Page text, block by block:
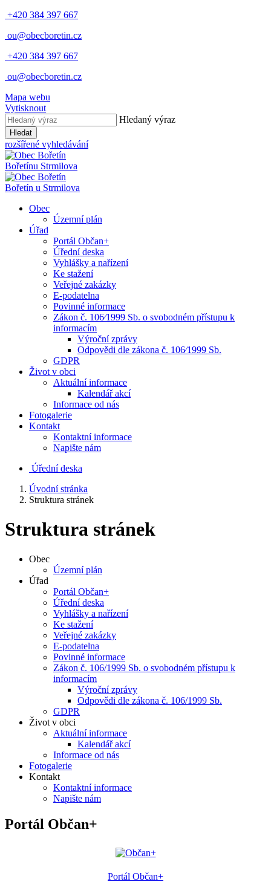
+420 384 397 667
ou@obecboretin.cz
+420 384 397 667
ou@obecboretin.cz
Mapa webu
Vytisknout
Hledaný výraz
Hledat
rozšířené vyhledávání
Bořetínu Strmilova
Bořetín u Strmilova
Obec
Územní plán
Úřad
Portál Občan+
Úřední deska
Vyhlášky a nařízení
Ke stažení
Veřejné zakázky
E-podatelna
Povinné informace
Zákon č. 106⁄1999 Sb. o svobodném přístupu k
informacím
Výroční zprávy
Odpovědi dle zákona č. 106⁄1999 Sb.
GDPR
Život v obci
Aktuální informace
Kalendář akcí
Informace od nás
Fotogalerie
Kontakt
Kontaktní informace
Napište nám
Úřední deska
Úvodní stránka
Struktura stránek
Struktura stránek
Obec
Územní plán
Úřad
Portál Občan+
Úřední deska
Vyhlášky a nařízení
Ke stažení
Veřejné zakázky
E-podatelna
Povinné informace
Zákon č. 106/1999 Sb. o svobodném přístupu k
informacím
Výroční zprávy
Odpovědi dle zákona č. 106/1999 Sb.
GDPR
Život v obci
Aktuální informace
Kalendář akcí
Informace od nás
Fotogalerie
Kontakt
Kontaktní informace
Napište nám
Portál Občan+
Portál Občan+